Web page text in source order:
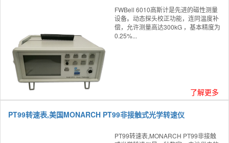
FWBell 6010高斯计是先进的磁性测量
设备。动态探头校正功能，连同温度补
偿，允许测量高达300kG ，基本精度为
0.25%...
了解更多
PT99转速表,美国MONARCH PT99非接触式光学转速仪
PT99转速表,MONARCH PT99非接触